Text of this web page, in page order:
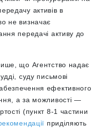
активів в
не визначає
передачі активу до
що Агентство надає
суду письмові
ефективного
а за можливості —
(пункт 8-1 частини
приділяють